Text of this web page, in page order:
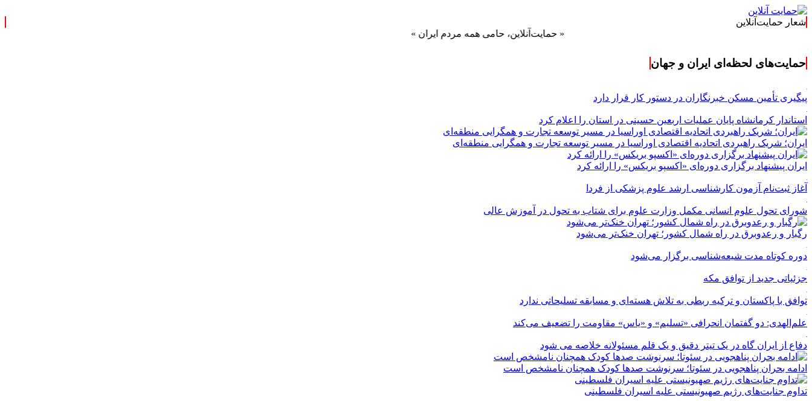
شعار حمایت‌آنلاین
« حمایت‌آنلاین، حامی همه مردم ایران »
حمایت‌های لحظه‌ای ایران و جهان
پیگیری تأمین مسکن خبرنگاران در دستور کار قرار دارد
استاندار کرمانشاه پایان عملیات اربعین حسینی در استان را اعلام کرد
ایران؛ شریک راهبردی اتحادیه اقتصادی اوراسیا در مسیر توسعه تجارت و همگرایی منطقه‌ای
ایران پیشنهاد برگزاری دوره‌ای «اکسپو بریکس» را ارائه کرد
آغاز ثبت‌نام‌ آزمون کارشناسی ارشد علوم پزشکی از فردا
شورای تحول علوم انسانی مکمل وزارت علوم برای شتاب به تحول در آموزش عالی
رگبار و رعدوبرق در راه شمال کشور؛ تهران خنک‌تر می‌شود
دوره کوتاه مدت شیعه‌شناسی برگزار می‌شود
جزئیاتی جدید از توافق مکه
توافق با پاکستان و ترکیه ربطی به تلاش هسته‌ای و مسابقه تسلیحاتی ندارد
علم‌الهدی: دو گفتمان انحرافی «تسلیم» و «یاس» مقاومت را تضعیف می‌کند
دفاع از ایران گاه در یک تیتر دقیق و یک قلم مسئولانه خلاصه می شود
ادامه بحران پناهجویی در سئوتا؛ سرنوشت صدها کودک همچنان نامشخص است
تداوم جنایت‌های رژیم صهیونیستی علیه اسیران فلسطینی